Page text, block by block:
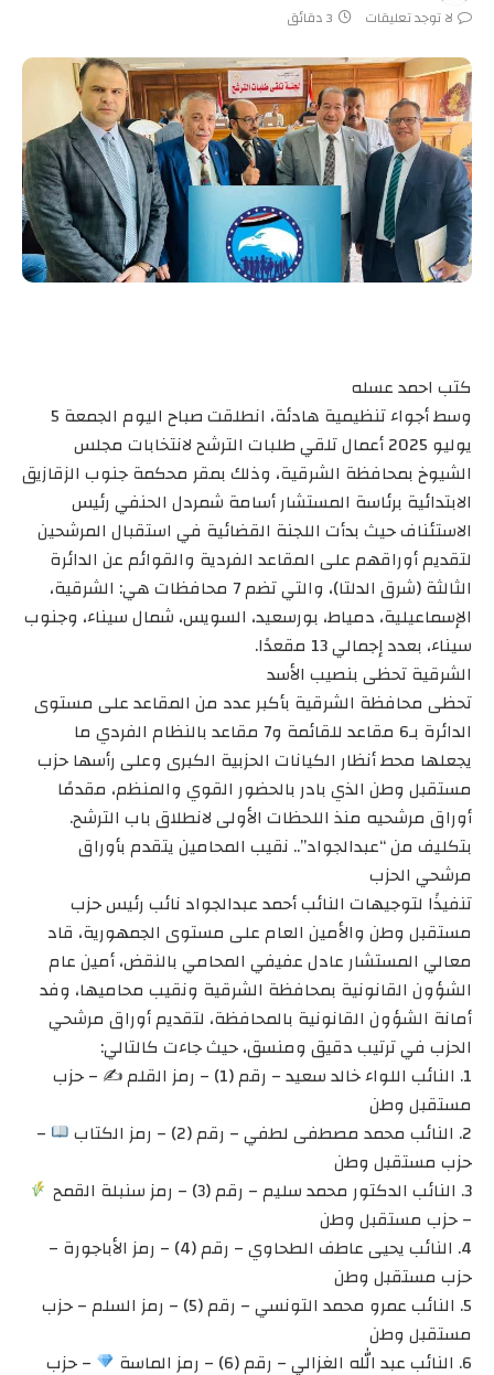
لا توجد تعليقات
3 دقائق
كتب احمد عسله
وسط أجواء تنظيمية هادئة، انطلقت صباح اليوم الجمعة 5
يوليو 2025 أعمال تلقي طلبات الترشح لانتخابات مجلس
الشيوخ بمحافظة الشرقية، وذلك بمقر محكمة جنوب الزقازيق
الابتدائية برئاسة المستشار أسامة شمردل الحنفي رئيس
الاستئناف حيث بدأت اللجنة القضائية في استقبال المرشحين
لتقديم أوراقهم على المقاعد الفردية والقوائم عن الدائرة
الثالثة (شرق الدلتا)، والتي تضم 7 محافظات هي: الشرقية،
الإسماعيلية، دمياط، بورسعيد، السويس، شمال سيناء، وجنوب
سيناء، بعدد إجمالي 13 مقعدًا.
الشرقية تحظى بنصيب الأسد
تحظى محافظة الشرقية بأكبر عدد من المقاعد على مستوى
الدائرة بـ6 مقاعد للقائمة و7 مقاعد بالنظام الفردي ما
يجعلها محط أنظار الكيانات الحزبية الكبرى وعلى رأسها حزب
مستقبل وطن الذي بادر بالحضور القوي والمنظم، مقدمًا
أوراق مرشحيه منذ اللحظات الأولى لانطلاق باب الترشح.
بتكليف من “عبدالجواد”.. نقيب المحامين يتقدم بأوراق
مرشحي الحزب
تنفيذًا لتوجيهات النائب أحمد عبدالجواد نائب رئيس حزب
مستقبل وطن والأمين العام على مستوى الجمهورية، قاد
معالي المستشار عادل عفيفي المحامي بالنقض، أمين عام
الشؤون القانونية بمحافظة الشرقية ونقيب محاميها، وفد
أمانة الشؤون القانونية بالمحافظة، لتقديم أوراق مرشحي
الحزب في ترتيب دقيق ومنسق، حيث جاءت كالتالي:
1. النائب اللواء خالد سعيد – رقم (1) – رمز القلم ✍️ – حزب
مستقبل وطن
2. النائب محمد مصطفى لطفي – رقم (2) – رمز الكتاب
–
حزب مستقبل وطن
3. النائب الدكتور محمد سليم – رقم (3) – رمز سنبلة القمح
– حزب مستقبل وطن
4. النائب يحيى عاطف الطحاوي – رقم (4) – رمز الأباجورة –
حزب مستقبل وطن
5. النائب عمرو محمد التونسي – رقم (5) – رمز السلم – حزب
مستقبل وطن
6. النائب عبد الله الغزالي – رقم (6) – رمز الماسة
– حزب